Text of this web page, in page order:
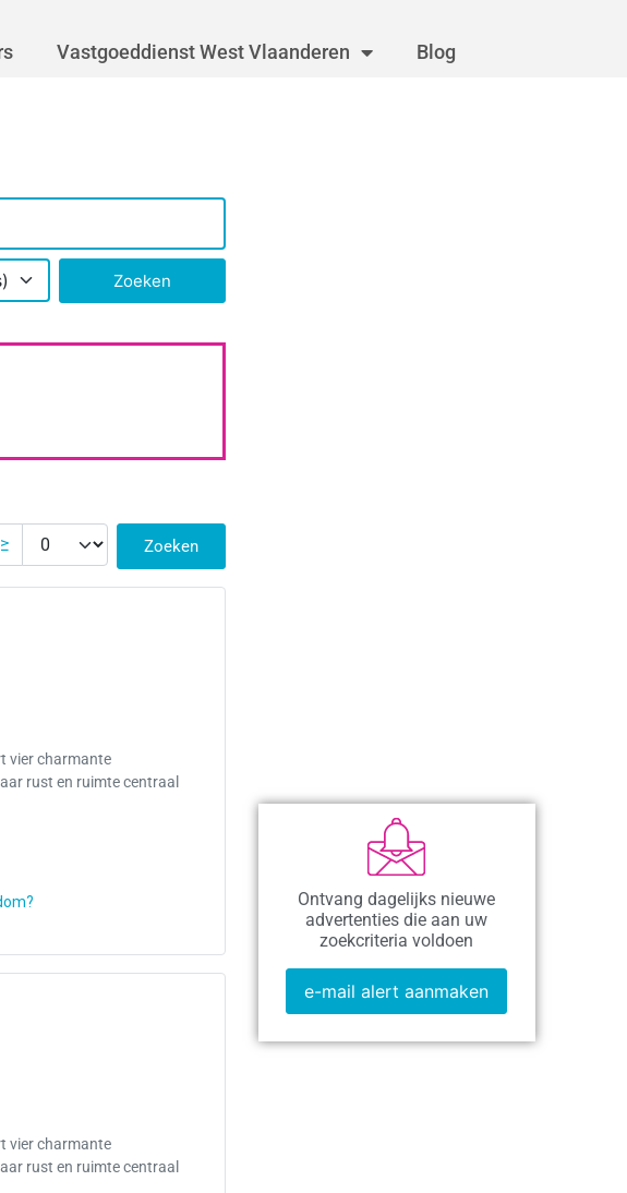
Vastgoeddienst West Vlaanderen Blog
Zoeken
Zoeken
vier charmante
rust en ruimte centraal
vier charmante
rust en ruimte centraal
Ontvang dagelijks nieuwe
advertenties die aan uw
zoekcriteria voldoen
e-mail alert aanmaken